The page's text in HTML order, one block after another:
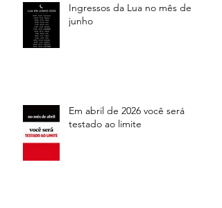
Ingressos da Lua no mês de
junho
Em abril de 2026 você será
testado ao limite